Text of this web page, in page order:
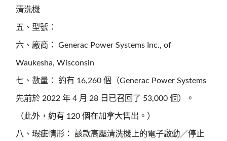
清洗機
五、型號：
六、廠商： Generac Power Systems Inc., of
Waukesha, Wisconsin
七、數量： 約有 16,260 個（Generac Power Systems
先前於 2022 年 4 月 28 日已召回了 53,000 個）。
（此外，約有 120 個在加拿大售出。）
八、瑕疵情形： 該款高壓清洗機上的電子啟動／停止